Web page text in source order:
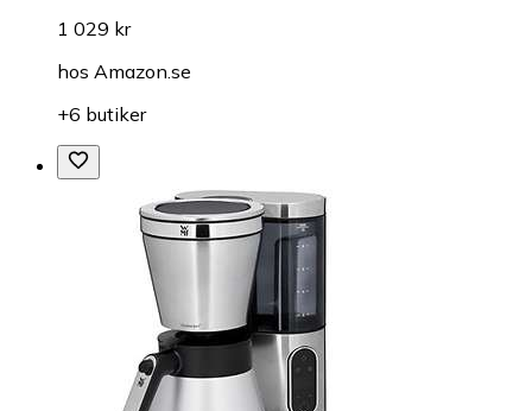
1 029 kr
hos Amazon.se
+6 butiker